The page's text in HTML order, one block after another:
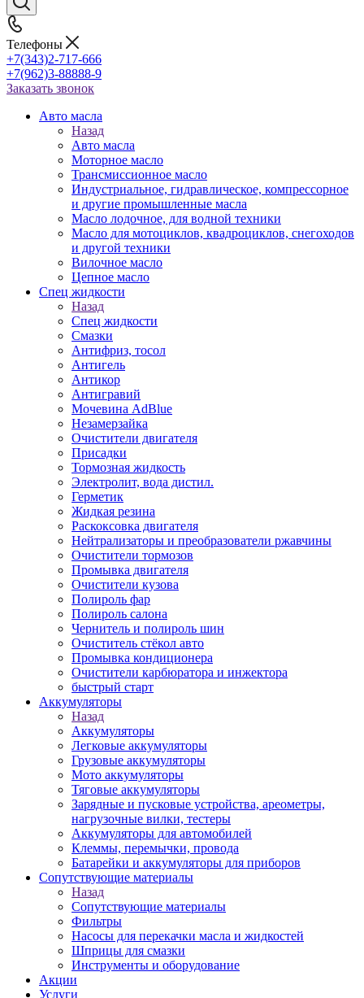
Телефоны
+7(343)2-717-666
+7(962)3-88888-9
Заказать звонок
Авто масла
Назад
Авто масла
Моторное масло
Трансмиссионное масло
Индустриальное, гидравлическое, компрессорное
и другие промышленные масла
Масло лодочное, для водной техники
Масло для мотоциклов, квадроциклов, снегоходов
и другой техники
Вилочное масло
Цепное масло
Спец жидкости
Назад
Спец жидкости
Смазки
Антифриз, тосол
Антигель
Антикор
Антигравий
Мочевина AdBlue
Незамерзайка
Очистители двигателя
Присадки
Тормозная жидкость
Электролит, вода дистил.
Герметик
Жидкая резина
Раскоксовка двигателя
Нейтрализаторы и преобразователи ржавчины
Очистители тормозов
Промывка двигателя
Очистители кузова
Полироль фар
Полироль салона
Чернитель и полироль шин
Очиститель стёкол авто
Промывка кондиционера
Очистители карбюратора и инжектора
быстрый старт
Аккумуляторы
Назад
Аккумуляторы
Легковые аккумуляторы
Грузовые аккумуляторы
Мото аккумуляторы
Тяговые аккумуляторы
Зарядные и пусковые устройства, ареометры,
нагрузочные вилки, тестеры
Аккумуляторы для автомобилей
Клеммы, перемычки, провода
Батарейки и аккумуляторы для приборов
Сопутствующие материалы
Назад
Сопутствующие материалы
Фильтры
Насосы для перекачки масла и жидкостей
Шприцы для смазки
Инструменты и оборудование
Акции
Услуги